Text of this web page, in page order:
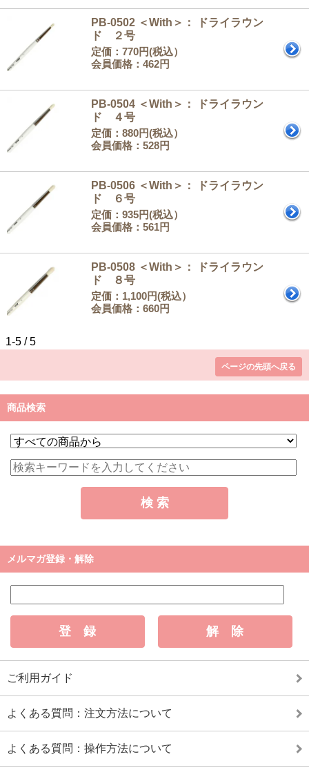
PB-0502 ＜With＞： ドライラウン
ド ２号
定価：770円(税込）
会員価格：462円
PB-0504 ＜With＞： ドライラウン
ド ４号
定価：880円(税込）
会員価格：528円
PB-0506 ＜With＞： ドライラウン
ド ６号
定価：935円(税込）
会員価格：561円
PB-0508 ＜With＞： ドライラウン
ド ８号
定価：1,100円(税込）
会員価格：660円
1-5 / 5
ページの先頭へ戻る
商品検索
メルマガ登録・解除
ご利用ガイド
よくある質問：注文方法について
よくある質問：操作方法について